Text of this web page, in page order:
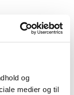
og
medier og til